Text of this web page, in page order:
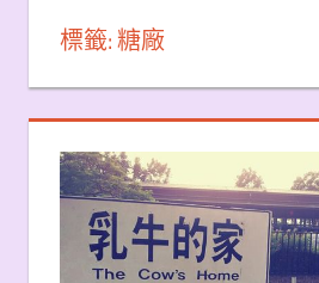
標籤:糖廠